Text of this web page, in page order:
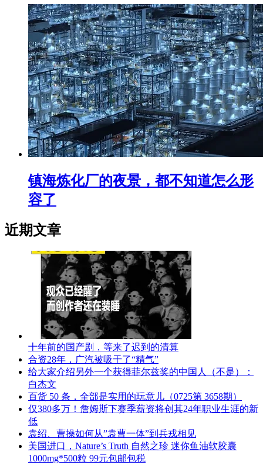
镇海炼化厂的夜景，都不知道怎么形
容了
近期文章
十年前的国产剧，等来了迟到的清算
合资28年，广汽被吸干了“精气”
给大家介绍另外一个获得菲尔兹奖的中国人（不是）：
白杰文
百货 50 条，全部是实用的玩意儿（0725第 3658期）
仅380多万！詹姆斯下赛季薪资将创其24年职业生涯的新
低
袁绍、曹操如何从”袁曹一体”到兵戎相见
美国进口，Nature’s Truth 自然之珍 迷你鱼油软胶囊
1000mg*500粒 99元包邮包税